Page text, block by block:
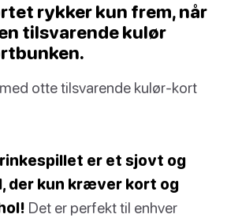
rykker kun frem, når
tilsvarende kulør
otte tilsvarende kulør-kort
er et sjovt og
der kun kræver kort og
Det er perfekt til enhver